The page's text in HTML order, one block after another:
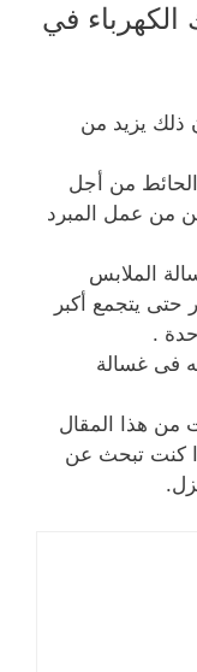
الكهرباء في
ذلك يزيد من
من أجل
من عمل المبرد
الملابس
حتى يتجمع أكبر
.
فى غسالة
من هذا المقال
كنت تبحث عن